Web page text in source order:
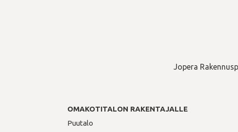
Jopera
OMAKOTITALON RAKENTAJALLE
Puutalo